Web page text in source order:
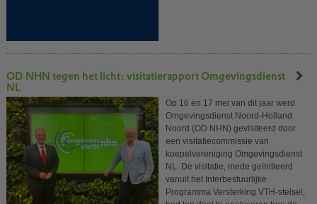
OD NHN tegen het licht: visitatierapport Omgevingsdienst
NL
Op 16 en 17 mei van dit jaar werd
Omgevingsdienst Noord-Holland
Noord (OD NHN) gevisiteerd door
een visitatiecommissie van
koepelvereniging Omgevingsdienst
NL. De visitatie, mede geïnitieerd
vanuit het Interbestuurlijke
Programma Versterking VTH-stelsel,